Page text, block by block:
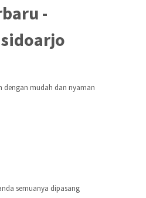
-
dengan mudah dan nyaman
semuanya dipasang